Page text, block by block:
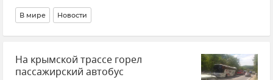
В мире Новости
На крымской трассе горел
пассажирский автобус